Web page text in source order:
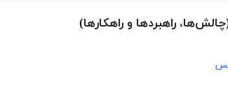
راهبردها و راهکارها)